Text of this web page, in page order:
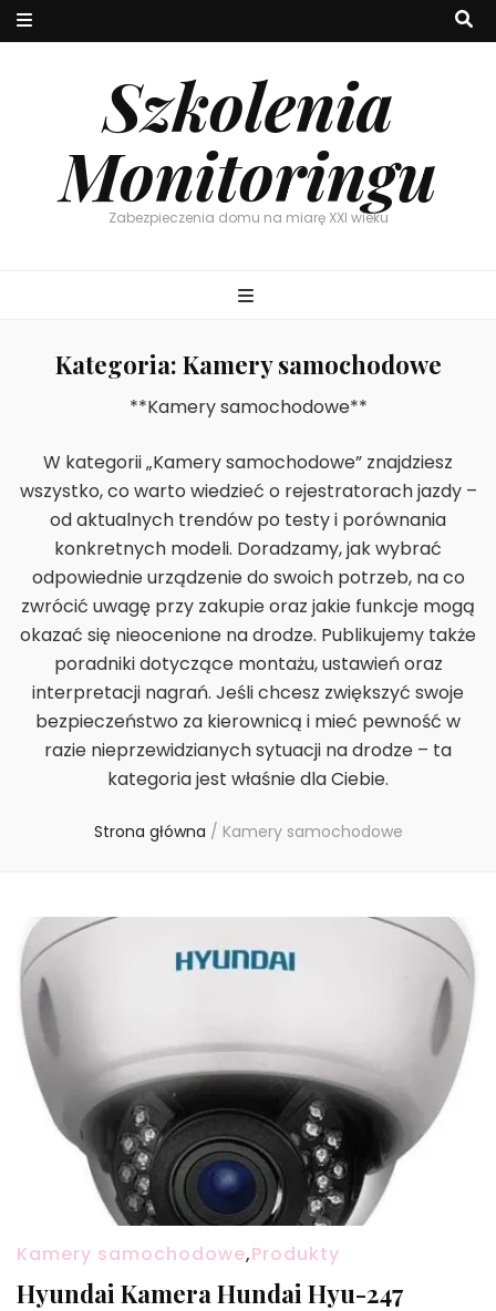
Szkolenia
Monitoringu
Zabezpieczenia domu na miarę XXI wieku
Kategoria: Kamery samochodowe
**Kamery samochodowe**
W kategorii „Kamery samochodowe” znajdziesz
wszystko, co warto wiedzieć o rejestratorach jazdy –
od aktualnych trendów po testy i porównania
konkretnych modeli. Doradzamy, jak wybrać
odpowiednie urządzenie do swoich potrzeb, na co
zwrócić uwagę przy zakupie oraz jakie funkcje mogą
okazać się nieocenione na drodze. Publikujemy także
poradniki dotyczące montażu, ustawień oraz
interpretacji nagrań. Jeśli chcesz zwiększyć swoje
bezpieczeństwo za kierownicą i mieć pewność w
razie nieprzewidzianych sytuacji na drodze – ta
kategoria jest właśnie dla Ciebie.
Strona główna / Kamery samochodowe
Kamery samochodowe,Produkty
Hyundai Kamera Hundai Hyu-247